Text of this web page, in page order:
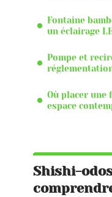
Fontaine
un éclairage
Pompe et
Où placer une
espace
Shishi-